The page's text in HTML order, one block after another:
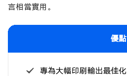
言相當實用。
優點
專為大幅印刷輸出最佳化